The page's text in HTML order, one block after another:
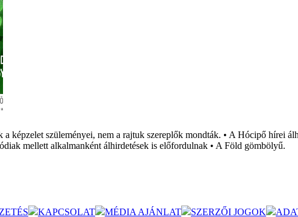
a képzelet szüleményei, nem a rajtuk szereplők mondták. • A Hócipő hírei
mellett alkalmanként álhirdetések is előfordulnak • A Föld gömbölyű.
KAPCSOLAT MÉDIA AJÁNLAT SZERZŐI JOGOK